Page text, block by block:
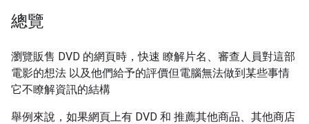
總覽
瀏覽販售 DVD 的網頁時，快速 瞭解片名、審查人員對這部
電影的想法 以及他們給予的評價但電腦無法做到某些事情
它不瞭解資訊的結構
舉例來說，如果網頁上有 DVD 和 推薦其他商品、其他商店